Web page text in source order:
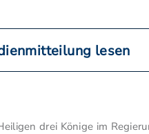
lesen
drei Könige im